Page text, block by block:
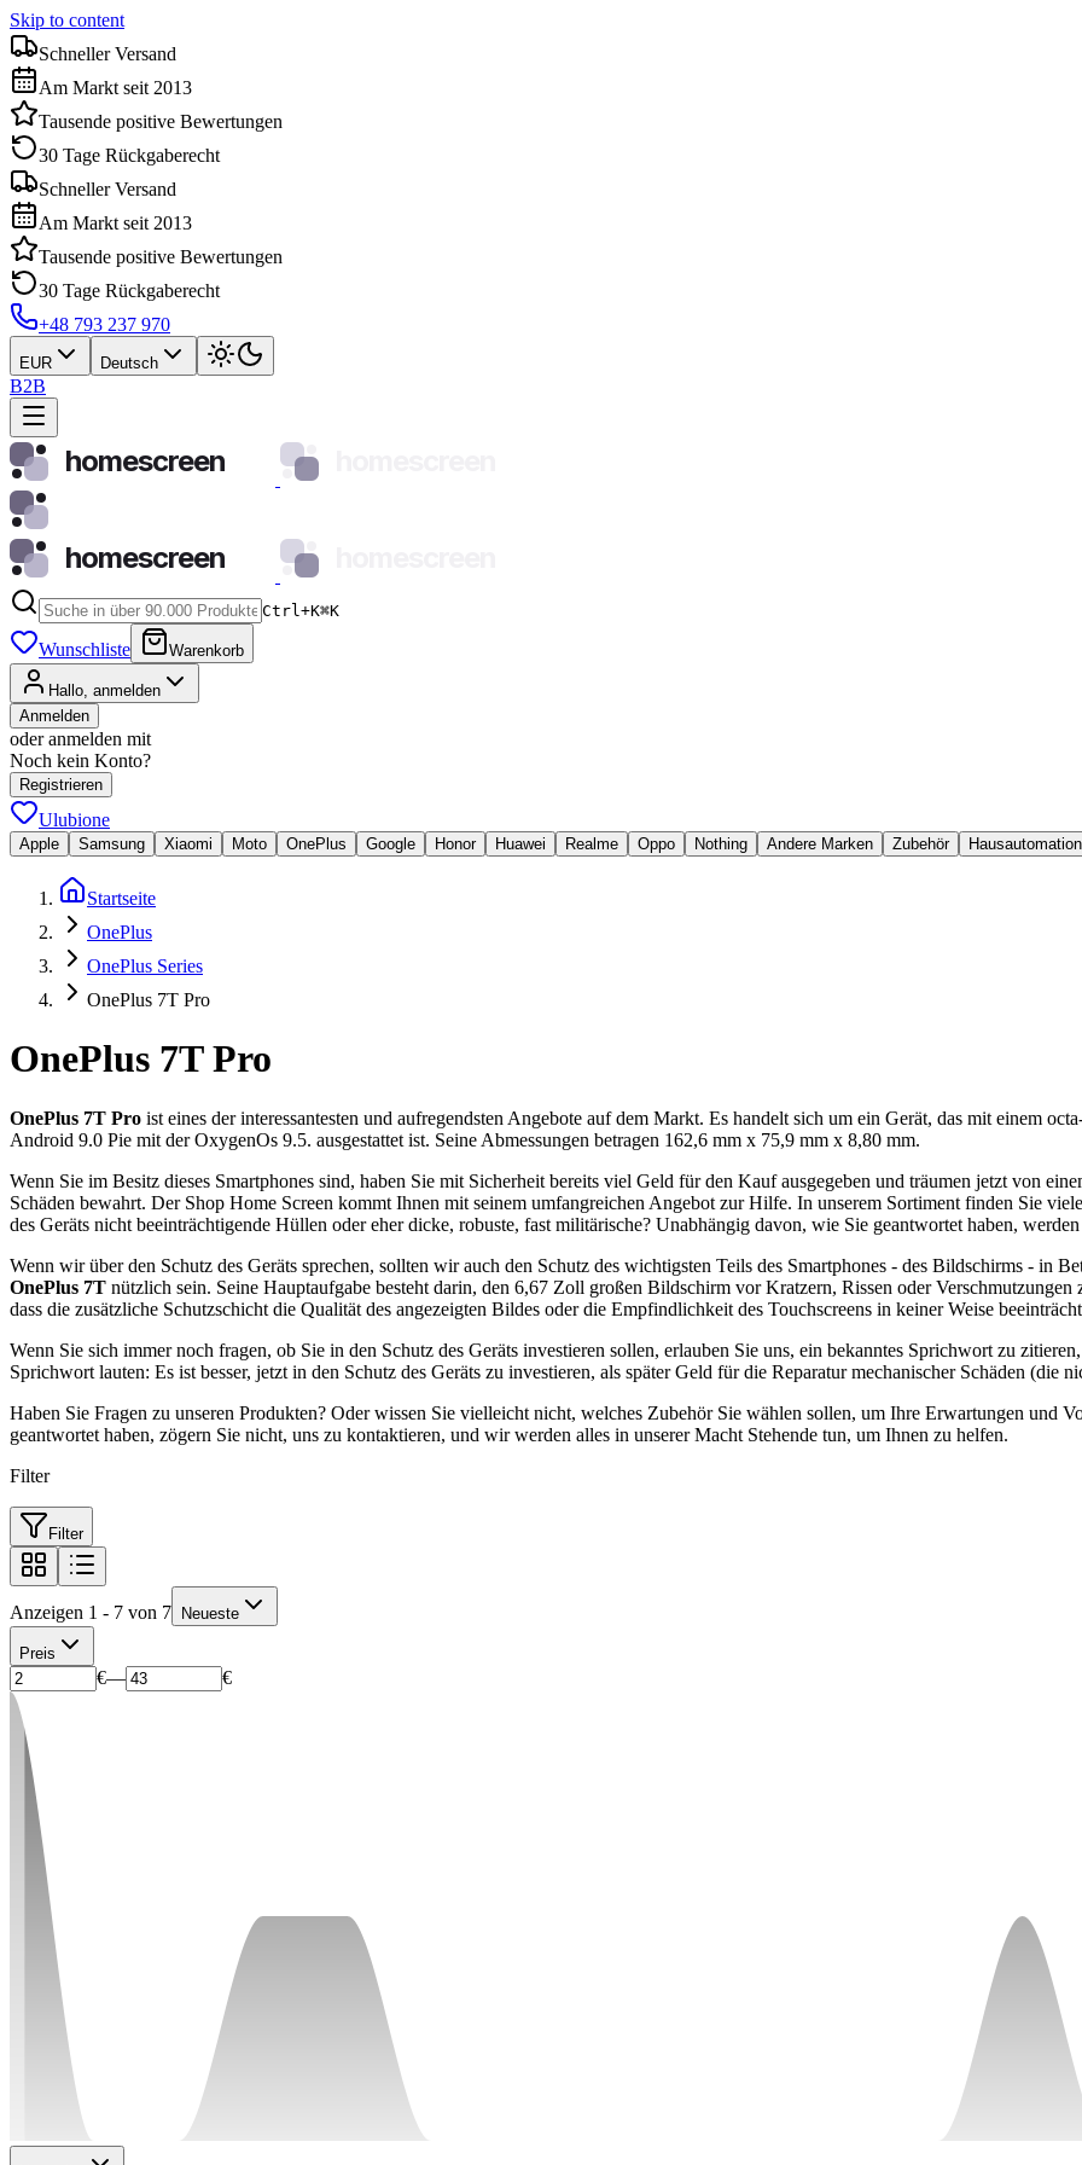
Skip to content
Schneller Versand
Am Markt seit 2013
Tausende positive Bewertungen
30 Tage Rückgaberecht
Schneller Versand
Am Markt seit 2013
Tausende positive Bewertungen
30 Tage Rückgaberecht
+48 793 237 970
EUR Deutsch
B2B
homescreen
homescreen
Ctrl+K⌘K
Wunschliste Warenkorb
Hallo, anmelden
Anmelden
oder anmelden mit
Noch kein Konto?
Registrieren
Ulubione
Apple Samsung Xiaomi Moto OnePlus Google Honor Huawei Realme Oppo Nothing Andere Marken Zubehör Hausautomation
Startseite
OnePlus
OnePlus Series
OnePlus 7T Pro
OnePlus 7T Pro
OnePlus 7T Pro ist eines der interessantesten und aufregendsten Angebote auf dem Markt. Es handelt sich um ein Gerät, das mit einem
Android 9.0 Pie mit der OxygenOs 9.5. ausgestattet ist. Seine Abmessungen betragen 162,6 mm x 75,9 mm x 8,80 mm.
Wenn Sie im Besitz dieses Smartphones sind, haben Sie mit Sicherheit bereits viel Geld für den Kauf ausgegeben und träumen jetzt von
Schäden bewahrt. Der Shop Home Screen kommt Ihnen mit seinem umfangreichen Angebot zur Hilfe. In unserem Sortiment finden Sie viele
des Geräts nicht beeinträchtigende Hüllen oder eher dicke, robuste, fast militärische? Unabhängig davon, wie Sie geantwortet haben,
Wenn wir über den Schutz des Geräts sprechen, sollten wir auch den Schutz des wichtigsten Teils des Smartphones - des Bildschirms - in
OnePlus 7T nützlich sein. Seine Hauptaufgabe besteht darin, den 6,67 Zoll großen Bildschirm vor Kratzern, Rissen oder
dass die zusätzliche Schutzschicht die Qualität des angezeigten Bildes oder die Empfindlichkeit des Touchscreens in keiner Weise
Wenn Sie sich immer noch fragen, ob Sie in den Schutz des Geräts investieren sollen, erlauben Sie uns, ein bekanntes Sprichwort zu
Sprichwort lauten: Es ist besser, jetzt in den Schutz des Geräts zu investieren, als später Geld für die Reparatur mechanischer Schäden (die
Haben Sie Fragen zu unseren Produkten? Oder wissen Sie vielleicht nicht, welches Zubehör Sie wählen sollen, um Ihre Erwartungen und
geantwortet haben, zögern Sie nicht, uns zu kontaktieren, und wir werden alles in unserer Macht Stehende tun, um Ihnen zu helfen.
Filter
Filter
Anzeigen 1 - 7 von 7 Neueste
Preis
€— €